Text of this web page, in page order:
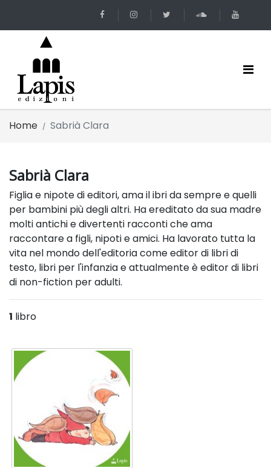
Home Sabrià Clara
Sabrià Clara
Figlia e nipote di editori, ama il ibri da sempre e quelli
per bambini più degli altri. Ha ereditato da sua madre
molti antichi e divertenti racconti che ama
raccontare a figli, nipoti e amici. Ha lavorato tutta la
vita nel mondo dell'editoria come editor di libri di
testo, libri per l'infanzia e attualmente è editor di libri
di non-fiction per adulti.
1 libro